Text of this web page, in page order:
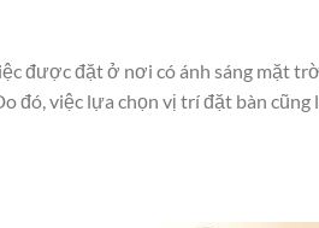
được đặt ở nơi có ánh sáng mặt
đó, việc lựa chọn vị trí đặt bàn cũng